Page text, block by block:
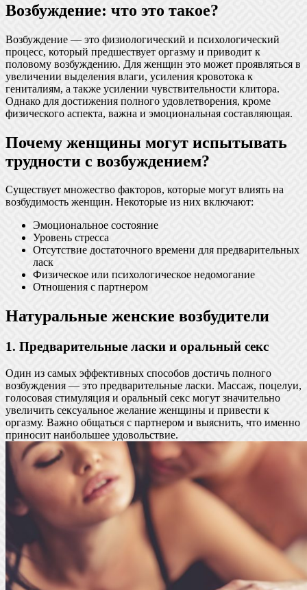
Возбуждение: что это такое?
Возбуждение — это физиологический и психологический
процесс, который предшествует оргазму и приводит к
половому возбуждению. Для женщин это может проявляться в
увеличении выделения влаги, усиления кровотока к
гениталиям, а также усилении чувствительности клитора.
Однако для достижения полного удовлетворения, кроме
физического аспекта, важна и эмоциональная составляющая.
Почему женщины могут испытывать
трудности с возбуждением?
Существует множество факторов, которые могут влиять на
возбудимость женщин. Некоторые из них включают:
Эмоциональное состояние
Уровень стресса
Отсутствие достаточного времени для предварительных
ласк
Физическое или психологическое недомогание
Отношения с партнером
Натуральные женские возбудители
1. Предварительные ласки и оральный секс
Один из самых эффективных способов достичь полного
возбуждения — это предварительные ласки. Массаж, поцелуи,
голосовая стимуляция и оральный секс могут значительно
увеличить сексуальное желание женщины и привести к
оргазму. Важно общаться с партнером и выяснить, что именно
приносит наибольшее удовольствие.